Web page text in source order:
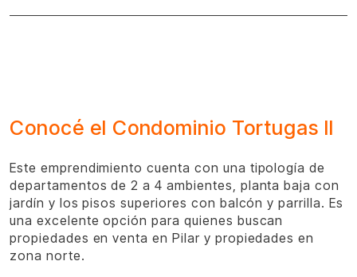
Conocé el Condominio Tortugas II
Este emprendimiento cuenta con una tipología de
departamentos de 2 a 4 ambientes, planta baja con
jardín y los pisos superiores con balcón y parrilla. Es
una excelente opción para quienes buscan
propiedades en venta en Pilar y propiedades en
zona norte.